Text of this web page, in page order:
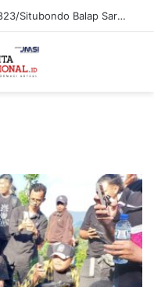
Sambut HUT ke-81 RI, Lapas Probolinggo Donorkan Puluhan Kantong Darah untuk Masyarakat